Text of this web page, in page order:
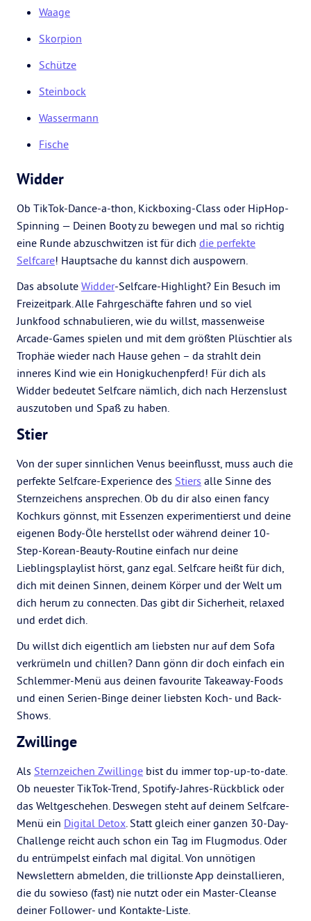
Waage
Skorpion
Schütze
Steinbock
Wassermann
Fische
Widder
Ob TikTok-Dance-a-thon, Kickboxing-Class oder HipHop-
Spinning — Deinen Booty zu bewegen und mal so richtig
eine Runde abzuschwitzen ist für dich die perfekte
Selfcare! Hauptsache du kannst dich auspowern.
Das absolute Widder-Selfcare-Highlight? Ein Besuch im
Freizeitpark. Alle Fahrgeschäfte fahren und so viel
Junkfood schnabulieren, wie du willst, massenweise
Arcade-Games spielen und mit dem größten Plüschtier als
Trophäe wieder nach Hause gehen – da strahlt dein
inneres Kind wie ein Honigkuchenpferd! Für dich als
Widder bedeutet Selfcare nämlich, dich nach Herzenslust
auszutoben und Spaß zu haben.
Stier
Von der super sinnlichen Venus beeinflusst, muss auch die
perfekte Selfcare-Experience des Stiers alle Sinne des
Sternzeichens ansprechen. Ob du dir also einen fancy
Kochkurs gönnst, mit Essenzen experimentierst und deine
eigenen Body-Öle herstellst oder während deiner 10-
Step-Korean-Beauty-Routine einfach nur deine
Lieblingsplaylist hörst, ganz egal. Selfcare heißt für dich,
dich mit deinen Sinnen, deinem Körper und der Welt um
dich herum zu connecten. Das gibt dir Sicherheit, relaxed
und erdet dich.
Du willst dich eigentlich am liebsten nur auf dem Sofa
verkrümeln und chillen? Dann gönn dir doch einfach ein
Schlemmer-Menü aus deinen favourite Takeaway-Foods
und einen Serien-Binge deiner liebsten Koch- und Back-
Shows.
Zwillinge
Als Sternzeichen Zwillinge bist du immer top-up-to-date.
Ob neuester TikTok-Trend, Spotify-Jahres-Rückblick oder
das Weltgeschehen. Deswegen steht auf deinem Selfcare-
Menü ein Digital Detox. Statt gleich einer ganzen 30-Day-
Challenge reicht auch schon ein Tag im Flugmodus. Oder
du entrümpelst einfach mal digital. Von unnötigen
Newslettern abmelden, die trillionste App deinstallieren,
die du sowieso (fast) nie nutzt oder ein Master-Cleanse
deiner Follower- und Kontakte-Liste.